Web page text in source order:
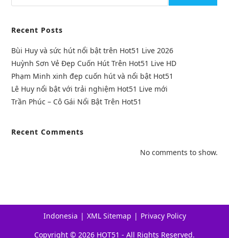
Recent Posts
Bùi Huy và sức hút nổi bật trên Hot51 Live 2026
Huỳnh Sơn Vẻ Đẹp Cuốn Hút Trên Hot51 Live HD
Phạm Minh xinh đẹp cuốn hút và nổi bật Hot51
Lê Huy nổi bật với trải nghiệm Hot51 Live mới
Trần Phúc – Cô Gái Nổi Bật Trên Hot51
Recent Comments
No comments to show.
Indonesia XML Sitemap
Privacy Policy
Copyright © 2026 HOT51 - All Rights Reserved.